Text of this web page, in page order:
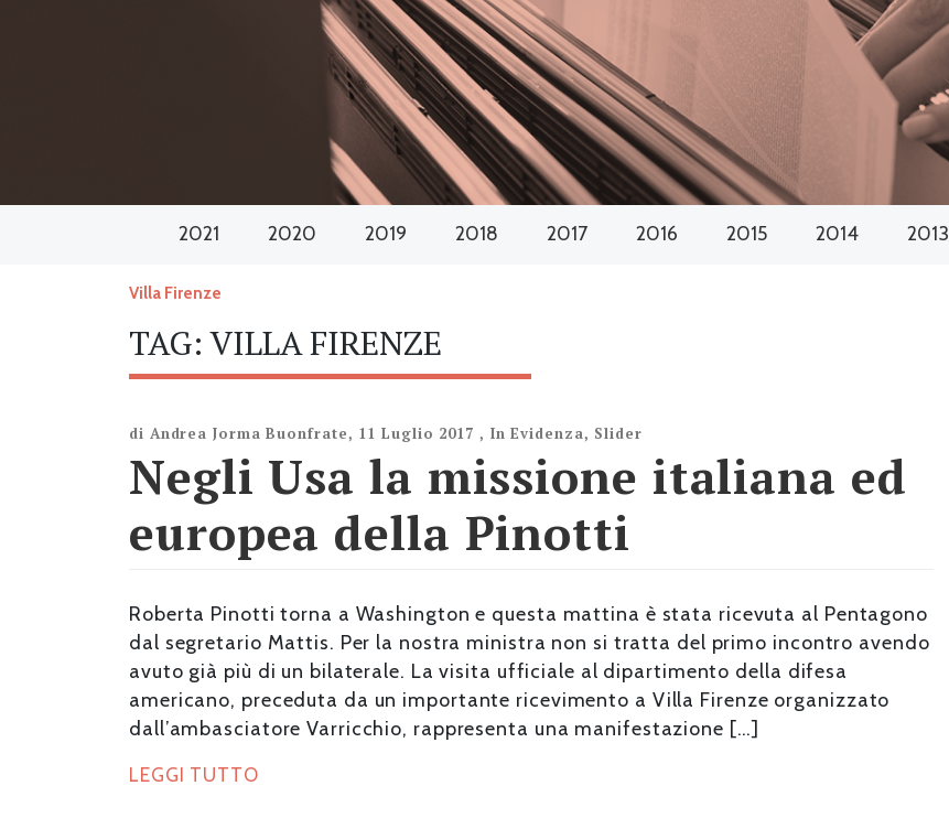
2021 2020 2019 2018 2017 2016 2015 2014 2013
Villa Firenze
TAG: VILLA FIRENZE
di Andrea Jorma Buonfrate, 11 Luglio 2017 , In Evidenza, Slider
Negli Usa la missione italiana ed
europea della Pinotti
Roberta Pinotti torna a Washington e questa mattina è stata ricevuta al Pentagono
dal segretario Mattis. Per la nostra ministra non si tratta del primo incontro avendo
avuto già più di un bilaterale. La visita ufficiale al dipartimento della difesa
americano, preceduta da un importante ricevimento a Villa Firenze organizzato
dall’ambasciatore Varricchio, rappresenta una manifestazione […]
LEGGI TUTTO